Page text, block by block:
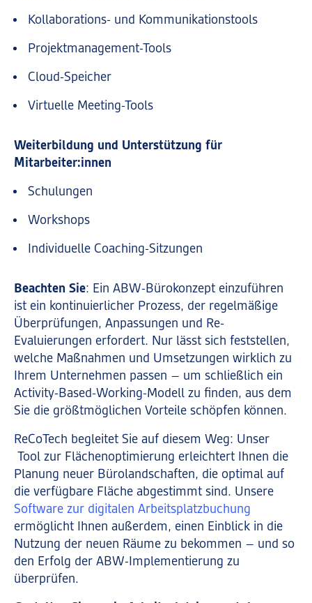
Kollaborations- und Kommunikationstools
Projektmanagement-Tools
Cloud-Speicher
Virtuelle Meeting-Tools
Weiterbildung und Unterstützung für
Mitarbeiter:innen
Schulungen
Workshops
Individuelle Coaching-Sitzungen
Beachten Sie: Ein ABW-Bürokonzept einzuführen
ist ein kontinuierlicher Prozess, der regelmäßige
Überprüfungen, Anpassungen und Re-
Evaluierungen erfordert. Nur lässt sich feststellen,
welche Maßnahmen und Umsetzungen wirklich zu
Ihrem Unternehmen passen – um schließlich ein
Activity-Based-Working-Modell zu finden, aus dem
Sie die größtmöglichen Vorteile schöpfen können.
ReCoTech begleitet Sie auf diesem Weg: Unser
Tool zur Flächenoptimierung erleichtert Ihnen die
Planung neuer Bürolandschaften, die optimal auf
die verfügbare Fläche abgestimmt sind. Unsere
Software zur digitalen Arbeitsplatzbuchung
ermöglicht Ihnen außerdem, einen Einblick in die
Nutzung der neuen Räume zu bekommen – und so
den Erfolg der ABW-Implementierung zu
überprüfen.